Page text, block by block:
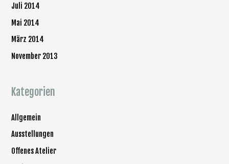
Juli 2014
Mai 2014
März 2014
November 2013
Kategorien
Allgemein
Ausstellungen
Offenes Atelier